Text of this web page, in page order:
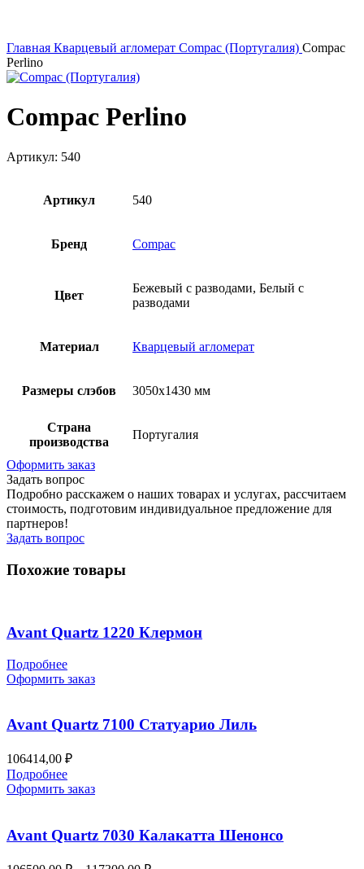
Главная Кварцевый агломерат Compac (Португалия) Compac
Perlino
Compac Perlino
Артикул: 540
Артикул 540
Бренд Compac
Цвет
Бежевый с разводами, Белый с
разводами
Материал Кварцевый агломерат
Размеры слэбов 3050х1430 мм
Страна
производства
Португалия
Оформить заказ
Задать вопрос
Подробно расскажем о наших товарах и услугах, рассчитаем
стоимость, подготовим индивидуальное предложение для
партнеров!
Задать вопрос
Похожие товары
Avant Quartz 1220 Клермон
Подробнее
Оформить заказ
Avant Quartz 7100 Статуарио Лиль
106414,00 ₽
Подробнее
Оформить заказ
Avant Quartz 7030 Калакатта Шенонсо
Диапазон